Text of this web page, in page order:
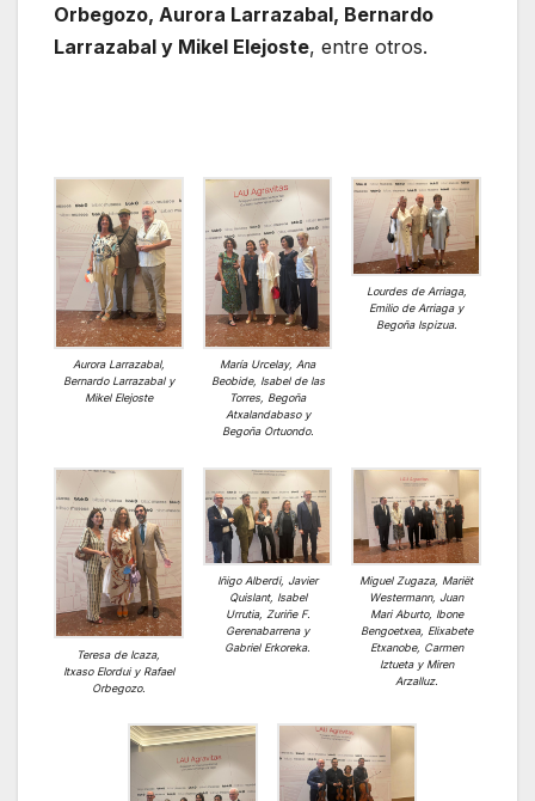
Orbegozo, Aurora Larrazabal, Bernardo
Larrazabal y Mikel Elejoste, entre otros.
Aurora Larrazabal,
Bernardo Larrazabal y
Mikel Elejoste
María Urcelay, Ana
Beobide, Isabel de las
Torres, Begoña
Atxalandabaso y
Begoña Ortuondo.
Lourdes de Arriaga,
Emilio de Arriaga y
Begoña Ispizua.
Teresa de Icaza,
Itxaso Elordui y Rafael
Orbegozo.
Iñigo Alberdi, Javier
Quislant, Isabel
Urrutia, Zuriñe F.
Gerenabarrena y
Gabriel Erkoreka.
Miguel Zugaza, Mariët
Westermann, Juan
Mari Aburto, Ibone
Bengoetxea, Elixabete
Etxanobe, Carmen
Iztueta y Miren
Arzalluz.